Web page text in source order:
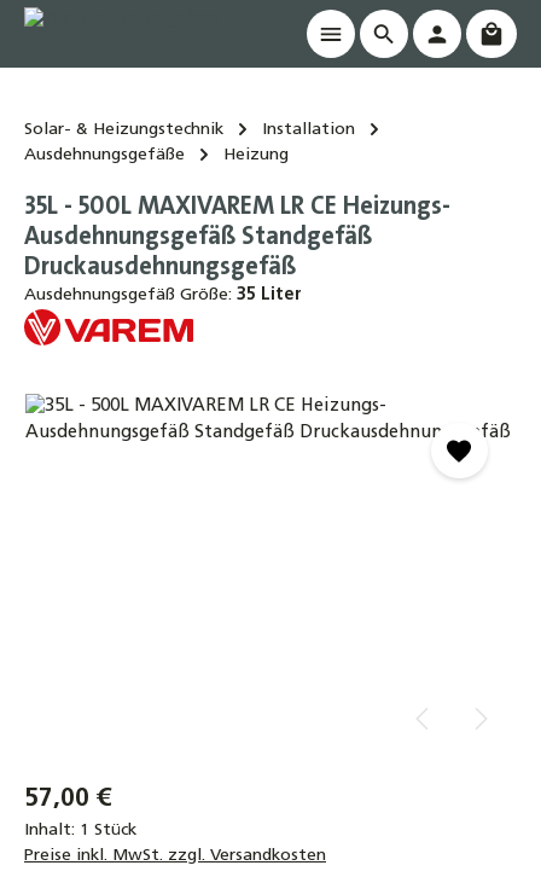
springen
Solar- & Heizungstechnik
Installation
Ausdehnungsgefäße
Heizung
35L - 500L MAXIVAREM LR CE Heizungs-
Ausdehnungsgefäß Standgefäß
Druckausdehnungsgefäß
Ausdehnungsgefäß Größe: 35 Liter
Bildergalerie überspringen
57,00 €
Inhalt: 1 Stück
Preise inkl. MwSt. zzgl. Versandkosten